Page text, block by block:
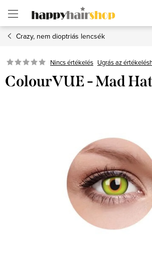
fő
tartalomhozCrazy, nem dioptriás lencsék
Nincs értékelés Ugrás az
ColourVUE - Mad